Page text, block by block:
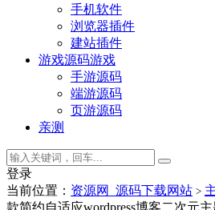
手机软件
浏览器插件
建站插件
游戏源码游戏
手游源码
端游源码
页游源码
亲测
登录
当前位置： 资源网_源码下载网站 >
款简约自适应wordpress博客二次元主